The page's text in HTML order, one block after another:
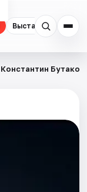
Выставки
Константин Бутаков